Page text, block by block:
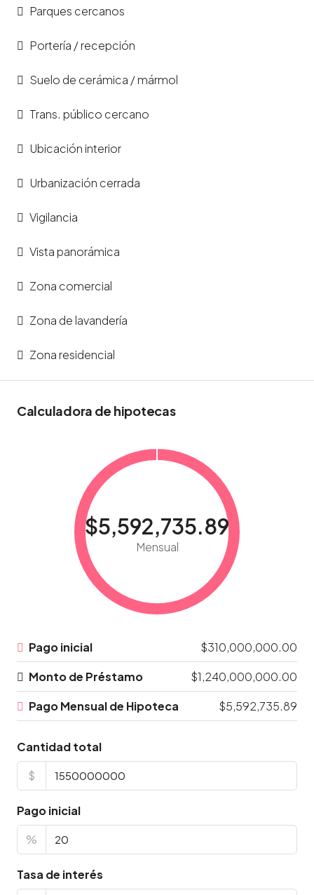
Parques cercanos
Portería / recepción
Suelo de cerámica / mármol
Trans. público cercano
Ubicación interior
Urbanización cerrada
Vigilancia
Vista panorámica
Zona comercial
Zona de lavandería
Zona residencial
Calculadora de hipotecas
$5,592,735.89
Mensual
Pago inicial
$310,000,000.00
Monto de Préstamo
$1,240,000,000.00
Pago Mensual de Hipoteca
$5,592,735.89
Cantidad total
$
Pago inicial
%
Tasa de interés